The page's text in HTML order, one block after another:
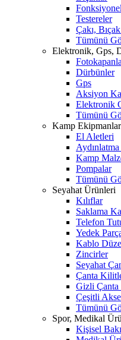
Testereler
Çakı,
Tümünü
Elektronik, Gps,
Dürbünler
Gps
Aksiyon
Elektronik
Tümünü
Kamp
El Aletleri
Kamp
Pompalar
Tümünü
Seyahat Ürünleri
Kılıflar
Saklama
Telefon
Yedek
Kablo
Zincirler
Seyahat
Çanta
Gizli
Çeşitli
Tümünü
Spor, Medikal
Kişisel